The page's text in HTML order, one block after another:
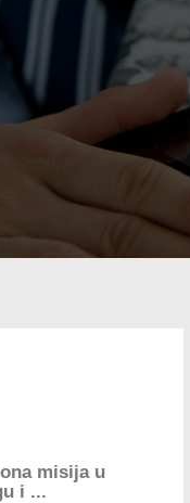
misija u
i ...